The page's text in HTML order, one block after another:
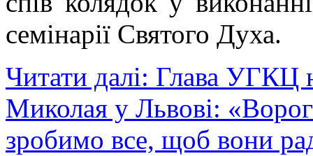
семінарії Святого Духа.
Читати далі: Глава УГКЦ
Миколая у Львові:
зробимо все, щоб вони